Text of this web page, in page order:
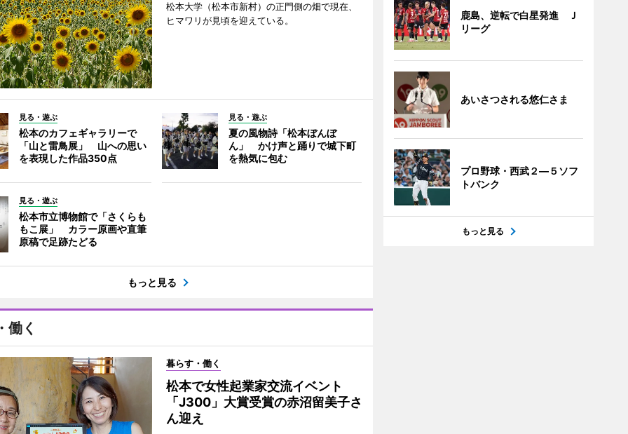
松本大学（松本市新村）の正門側の畑で現在、
ヒマワリが見頃を迎えている。
見る・遊ぶ
松本のカフェギャラリーで
「山と雷鳥展」 山への思い
を表現した作品350点
見る・遊ぶ
夏の風物詩「松本ぼんぼ
ん」 かけ声と踊りで城下町
を熱気に包む
見る・遊ぶ
松本市立博物館で「さくらも
もこ展」 カラー原画や直筆
原稿で足跡たどる
もっと見る
働く
暮らす・働く
松本で女性起業家交流イベント
「J300」大賞受賞の赤沼留美子さ
ん迎え
鹿島、逆転で白星発進 Ｊ
リーグ
あいさつされる悠仁さま
プロ野球・西武２―５ソフ
トバンク
もっと見る